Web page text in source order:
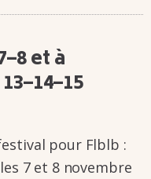
et à
pour Flblb :
7 et 8 novembre